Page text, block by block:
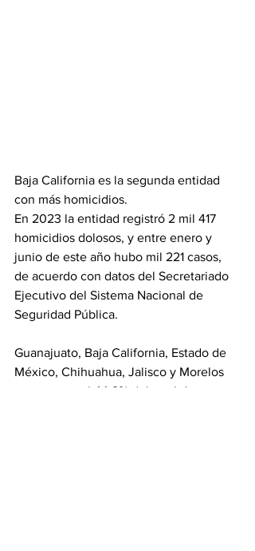
Baja California es la segunda entidad
con más homicidios.
En 2023 la entidad registró 2 mil 417
homicidios dolosos, y entre enero y
junio de este año hubo mil 221 casos,
de acuerdo con datos del Secretariado
Ejecutivo del Sistema Nacional de
Seguridad Pública.
Guanajuato, Baja California, Estado de
México, Chihuahua, Jalisco y Morelos
concentran el 44.9% del total de